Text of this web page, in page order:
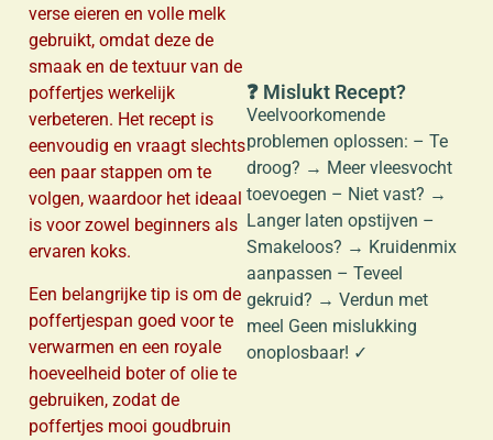
verse eieren en volle melk
gebruikt, omdat deze de
smaak en de textuur van de
poffertjes werkelijk
verbeteren. Het recept is
eenvoudig en vraagt slechts
een paar stappen om te
volgen, waardoor het ideaal
is voor zowel beginners als
ervaren koks.
Een belangrijke tip is om de
poffertjespan goed voor te
verwarmen en een royale
hoeveelheid boter of olie te
gebruiken, zodat de
poffertjes mooi goudbruin
❓ Mislukt Recept?
Veelvoorkomende
problemen oplossen: – Te
droog? → Meer vleesvocht
toevoegen – Niet vast? →
Langer laten opstijven –
Smakeloos? → Kruidenmix
aanpassen – Teveel
gekruid? → Verdun met
meel Geen mislukking
onoplosbaar! ✓